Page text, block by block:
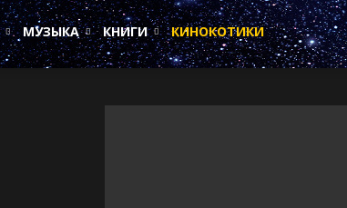
МУЗЫКА КНИГИ КИНОКОТИКИ